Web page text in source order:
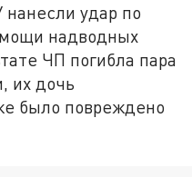
удар по
надводных
ЧП погибла пара
их дочь
было повреждено